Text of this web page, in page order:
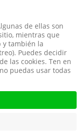
de ellas son
mientras que
y también la
Puedes decidir
las cookies. Ten en
puedas usar todas